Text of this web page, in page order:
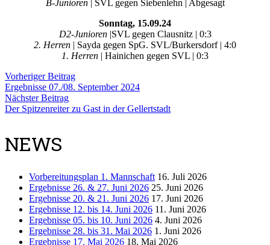
B-Junioren | SVL gegen Siebenlehn | Abgesagt
Sonntag, 15.09.24
D2-Junioren |SVL gegen Clausnitz | 0:3
2. Herren | Sayda gegen SpG. SVL/Burkersdorf | 4:0
1. Herren | Hainichen gegen SVL | 0:3
Vorheriger Beitrag
Ergebnisse 07./08. September 2024
Nächster Beitrag
Der Spitzenreiter zu Gast in der Gellertstadt
NEWS
Vorbereitungsplan 1. Mannschaft 16. Juli 2026
Ergebnisse 26. & 27. Juni 2026 25. Juni 2026
Ergebnisse 20. & 21. Juni 2026 17. Juni 2026
Ergebnisse 12. bis 14. Juni 2026 11. Juni 2026
Ergebnisse 05. bis 10. Juni 2026 4. Juni 2026
Ergebnisse 28. bis 31. Mai 2026 1. Juni 2026
Ergebnisse 17. Mai 2026 18. Mai 2026